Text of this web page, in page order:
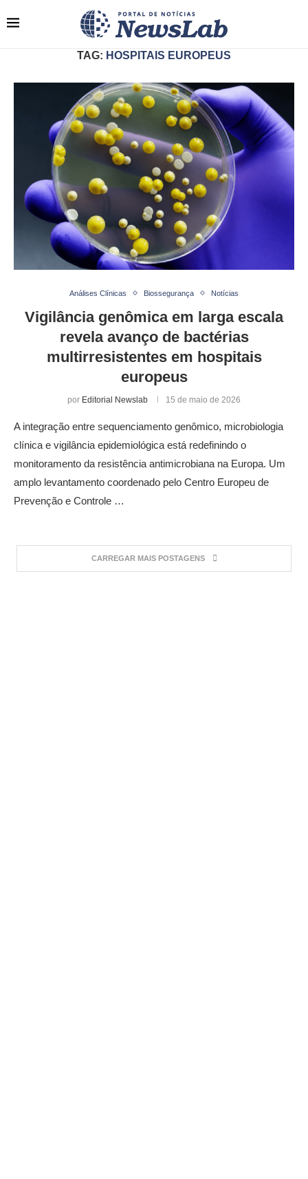
TAG: HOSPITAIS EUROPEUS
Análises Clínicas Biossegurança Notícias
Vigilância genômica em larga escala
revela avanço de bactérias
multirresistentes em hospitais
europeus
por Editorial Newslab 15 de maio de 2026
A integração entre sequenciamento genômico, microbiologia
clínica e vigilância epidemiológica está redefinindo o
monitoramento da resistência antimicrobiana na Europa. Um
amplo levantamento coordenado pelo Centro Europeu de
Prevenção e Controle …
CARREGAR MAIS POSTAGENS